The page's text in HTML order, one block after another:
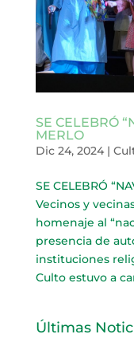
SE CELEBRÓ
MERLO
Dic 24, 2024|
SE CELEBRÓ
Vecinos y
homenaje al
presencia de
instituciones
Culto estuvo a
Últimas